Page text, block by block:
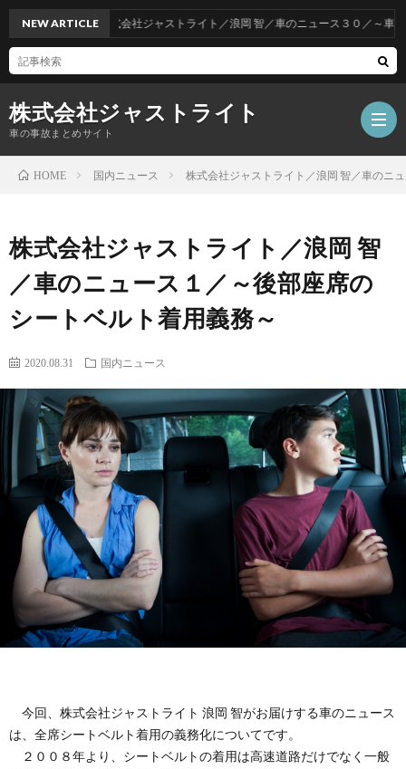
株式会社ジャストライト
車の事故まとめサイト
故
運
転
NEW ARTICLE株式会社ジャストライト／浪岡 智／車のニュース３０／～車をお得
HOME 国内ニュース 株式会社ジャストライト／浪岡 智／車のニ
株式会社ジャストライト／浪岡 智
／車のニュース１／～後部座席の
シートベルト着用義務～
2020.08.31 国内ニュース
今回、株式会社ジャストライト 浪岡 智がお届けする車のニュース
は、全席シートベルト着用の義務化についてです。
２００８年より、シートベルトの着用は高速道路だけでなく一般